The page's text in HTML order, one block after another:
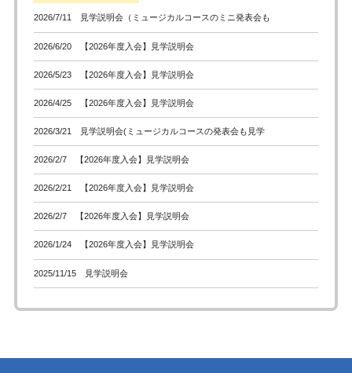
2026/7/11 見学説明会（ミュージカルコースのミニ発表会も
2026/6/20 【2026年度入会】見学説明会
2026/5/23 【2026年度入会】見学説明会
2026/4/25 【2026年度入会】見学説明会
2026/3/21 見学説明会(ミュージカルコースの発表会も見学
2026/2/7 【2026年度入会】見学説明会
2026/2/21 【2026年度入会】見学説明会
2026/2/7 【2026年度入会】見学説明会
2026/1/24 【2026年度入会】見学説明会
2025/11/15 見学説明会